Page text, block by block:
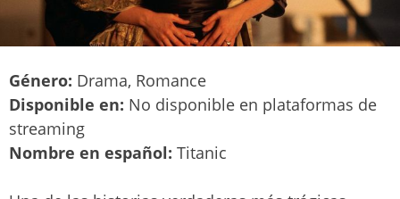
Género: Drama, Romance
Disponible en: No disponible en plataformas de
streaming
Nombre en español: Titanic